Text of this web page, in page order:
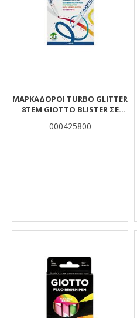
ΜΑΡΚΑΔΟΡΟΙ TURBO GLITTER
8ΤΕΜ GIOTTO BLISTER ΣΕ
000425800